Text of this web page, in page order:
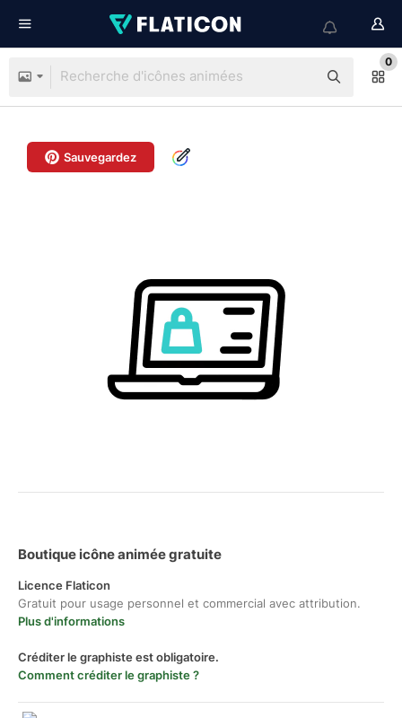
0
Sauvegardez
Boutique icône animée gratuite
Licence Flaticon
Gratuit pour usage personnel et commercial avec attribution.
Plus d'informations
Créditer le graphiste est obligatoire.
Comment créditer le graphiste ?